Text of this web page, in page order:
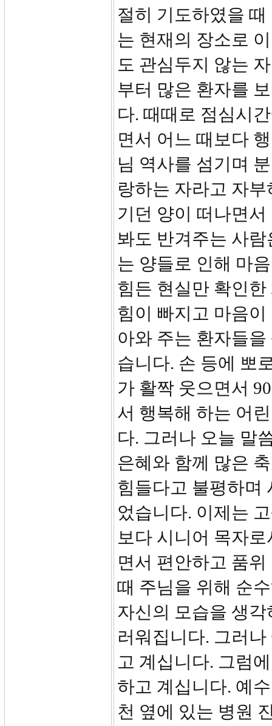
절히 기도하였을
는 현재의 장소로
도 관심두지 않는
부터 많은 환자를
다. 때때로 점심시
면서 어느 때보다
님 역사를 섬기며
랑하는 자라고 자
기던 양이 떠나면
봐도 반겨주는 사
는 양들로 인해 마
힘든 현실만 확인
힘이 빠지고 마음
아와 주는 환자들
습니다. 손 등에 뽀
가 활짝 웃으면서
서 행복해 하는 어
다. 그러나 오늘 말
은혜와 함께 많은
힘들다고 불평하며
었습니다. 이제는
보다 시니어 목자
면서 편안하고 품
때 주님을 위해 순
자신의 모습을 생
러워집니다. 그러
고 계십니다. 그럼
하고 계십니다. 예
천 옆에 있는 병원